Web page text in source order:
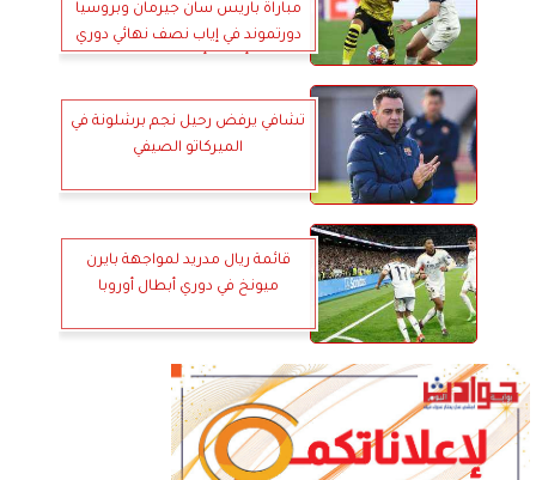
مباراة باريس سان جيرمان وبروسيا
دورتموند في إياب نصف نهائي دوري
تشافي يرفض رحيل نجم برشلونة في
الميركاتو الصيفي
قائمة ريال مدريد لمواجهة بايرن
ميونخ في دوري أبطال أوروبا